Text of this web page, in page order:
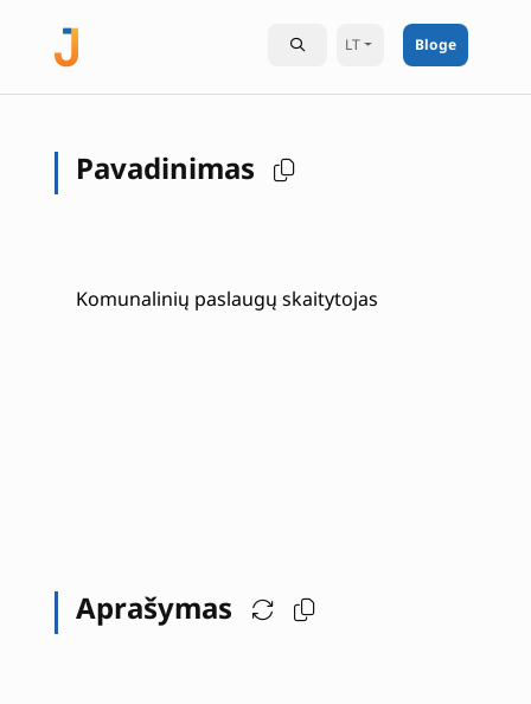
LT Bloge
Pavadinimas
Komunalinių paslaugų skaitytojas
Aprašymas